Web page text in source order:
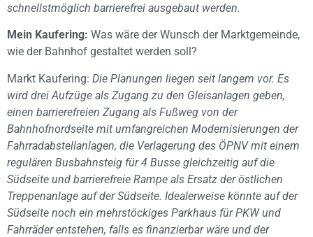
schnellstmöglich barrierefrei ausgebaut werden.
Mein Kaufering: Was wäre der Wunsch der Marktgemeinde,
wie der Bahnhof gestaltet werden soll?
Markt Kaufering: Die Planungen liegen seit langem vor. Es
wird drei Aufzüge als Zugang zu den Gleisanlagen geben,
einen barrierefreien Zugang als Fußweg von der
Bahnhofnordseite mit umfangreichen Modernisierungen der
Fahrradabstellanlagen, die Verlagerung des ÖPNV mit einem
regulären Busbahnsteig für 4 Busse gleichzeitig auf die
Südseite und barrierefreie Rampe als Ersatz der östlichen
Treppenanlage auf der Südseite. Idealerweise könnte auf der
Südseite noch ein mehrstöckiges Parkhaus für PKW und
Fahrräder entstehen, falls es finanzierbar wäre und der